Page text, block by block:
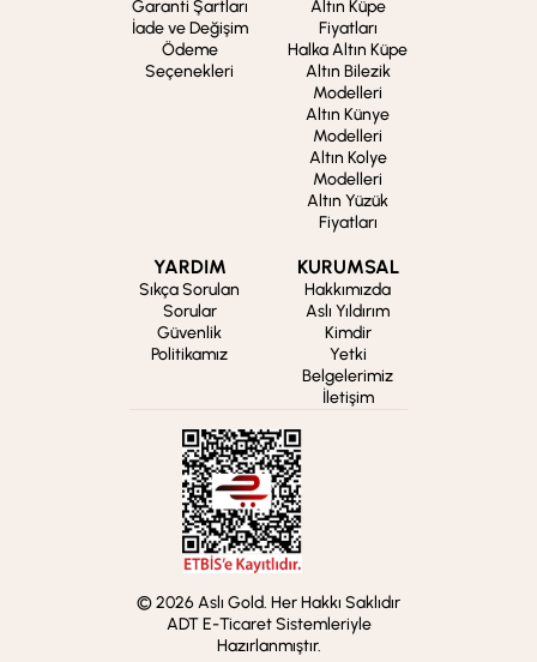
Garanti Şartları
İade ve Değişim
Ödeme
Seçenekleri
Altın Küpe
Fiyatları
Halka Altın Küpe
Altın Bilezik
Modelleri
Altın Künye
Modelleri
Altın Kolye
Modelleri
Altın Yüzük
Fiyatları
YARDIM
Sıkça Sorulan
Sorular
Güvenlik
Politikamız
KURUMSAL
Hakkımızda
Aslı Yıldırım
Kimdir
Yetki
Belgelerimiz
İletişim
© 2026 Aslı Gold. Her Hakkı Saklıdır
ADT E-Ticaret Sistemleriyle
Hazırlanmıştır.